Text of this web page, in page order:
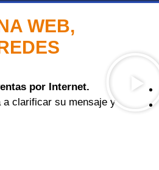
WEB,
por Internet.
a clarificar su mensaje y